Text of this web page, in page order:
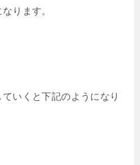
ります。
いくと下記のようになり